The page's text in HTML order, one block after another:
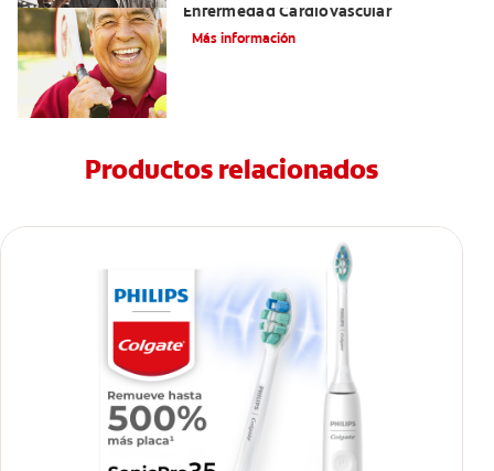
Enfermedad Cardiovascular
Más información
Productos relacionados